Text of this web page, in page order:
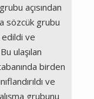
açısından
sözcük grubu
edildi ve
ulaşılan
birden
ve
grubunu